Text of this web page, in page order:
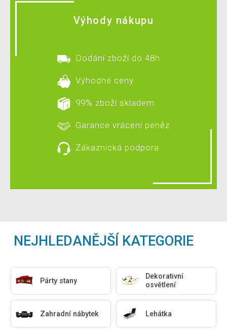
Výhody nákupu
Dodání zboží do 48h
Výhodné ceny
99% zboží skladem
Garance vrácení peněz
Zákaznická podpora
NEJHLEDANĚJŠÍ KATEGORIE
Párty stany
Dekorativní
osvětlení
Zahradní nábytek Lehátka